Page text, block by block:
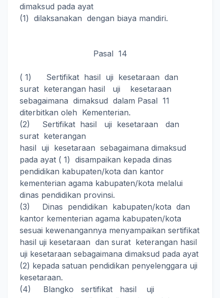
dimaksud pada ayat
(1) dilaksanakan dengan biaya mandiri.
Pasal 14
( 1) Sertifikat hasil uji kesetaraan dan
surat keterangan hasil uji kesetaraan
sebagaimana dimaksud dalam Pasal 11
diterbitkan oleh Kementerian.
(2) Sertifikat hasil uji kesetaraan dan
surat keterangan
hasil uji kesetaraan sebagaimana dimaksud
pada ayat ( 1) disampaikan kepada dinas
pendidikan kabupaten/kota dan kantor
kementerian agama kabupaten/kota melalui
dinas pendidikan provinsi.
(3) Dinas pendidikan kabupaten/kota dan
kantor kementerian agama kabupaten/kota
sesuai kewenangannya menyampaikan sertifikat
hasil uji kesetaraan dan surat keterangan hasil
uji kesetaraan sebagaimana dimaksud pada ayat
(2) kepada satuan pendidikan penyelenggara uji
kesetaraan.
(4) Blangko sertifikat hasil uji